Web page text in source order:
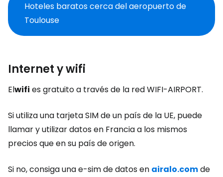
Hoteles baratos cerca del aeropuerto de
Toulouse
Internet y wifi
Elwifi es gratuito a través de la red WIFI-AIRPORT.
Si utiliza una tarjeta SIM de un país de la UE, puede
llamar y utilizar datos en Francia a los mismos
precios que en su país de origen.
Si no, consiga una e-sim de datos en airalo.comde